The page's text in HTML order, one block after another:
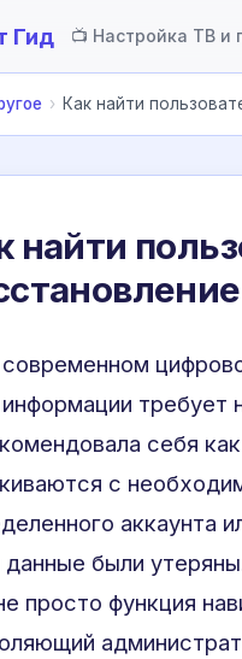
Гид 📺 Настройка ТВ и
› Как найти
найти
современном
информации требует
себя
с
аккаунта
данные были
просто функция